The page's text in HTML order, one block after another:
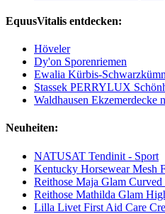
EquusVitalis entdecken:
Höveler
Dy'on Sporenriemen
Ewalia Kürbis-
Stassek PERRYLUX
Waldhausen Ekzemerdecke
Neuheiten:
NATUSAT Tendinit - Sport
Kentucky Horsewear Mesh
Reithose Maja Glam
Reithose Mathilda Glam
Lilla Livet First Aid Care